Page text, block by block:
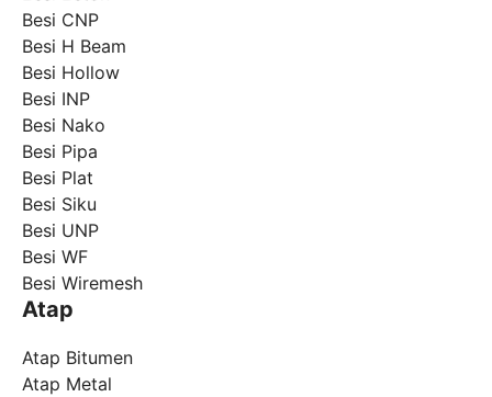
Besi CNP
Besi H Beam
Besi Hollow
Besi INP
Besi Nako
Besi Pipa
Besi Plat
Besi Siku
Besi UNP
Besi WF
Besi Wiremesh
Atap
Atap Bitumen
Atap Metal